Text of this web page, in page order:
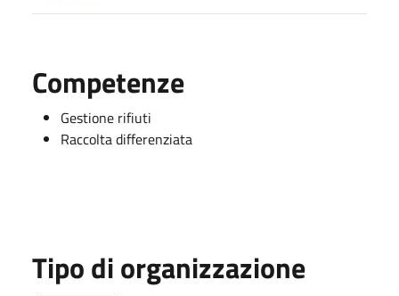
Competenze
Gestione rifiuti
Raccolta differenziata
Tipo di organizzazione